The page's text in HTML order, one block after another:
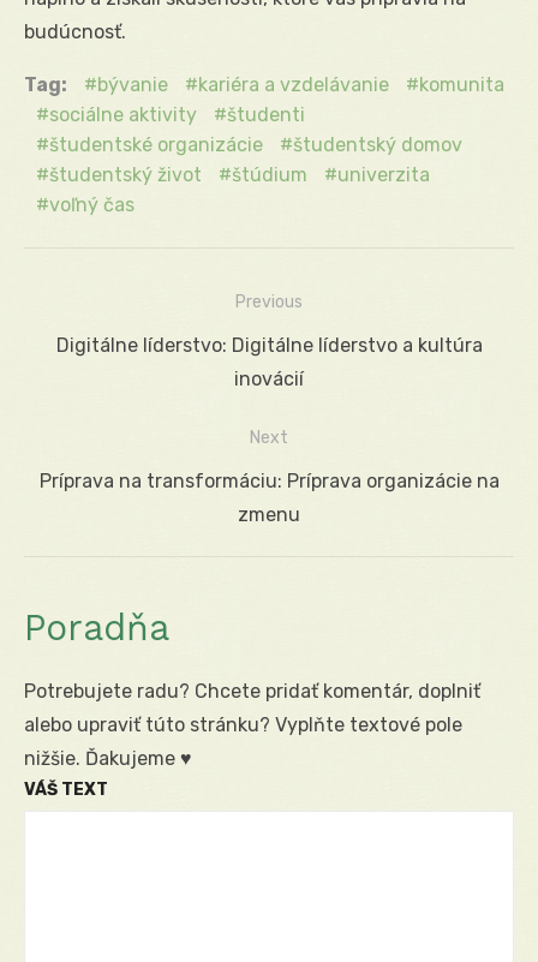
budúcnosť.
Tag: bývanie kariéra a vzdelávanie
komunita
sociálne aktivity
študenti
študentské organizácie
študentský domov
študentský život
štúdium
univerzita
voľný čas
Navigácia
Previous
Previous
Digitálne líderstvo: Digitálne líderstvo a kultúra
inovácií
Next
Next
Príprava na transformáciu: Príprava organizácie na
zmenu
Poradňa
Potrebujete radu? Chcete pridať komentár, doplniť
alebo upraviť túto stránku? Vyplňte textové pole
nižšie. Ďakujeme ♥
VÁŠ TEXT